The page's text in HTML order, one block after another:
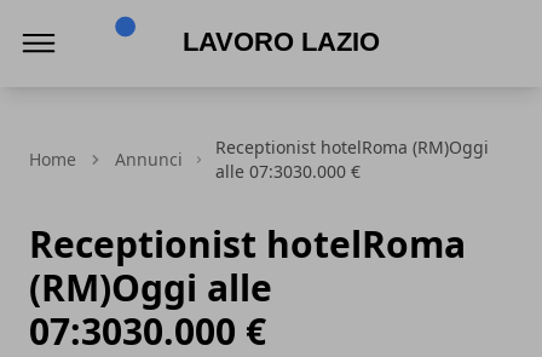
Home Annunci
Receptionist hotelRoma (RM)Oggi
alle 07:3030.000 €
Receptionist hotelRoma
(RM)Oggi alle
07:3030.000 €